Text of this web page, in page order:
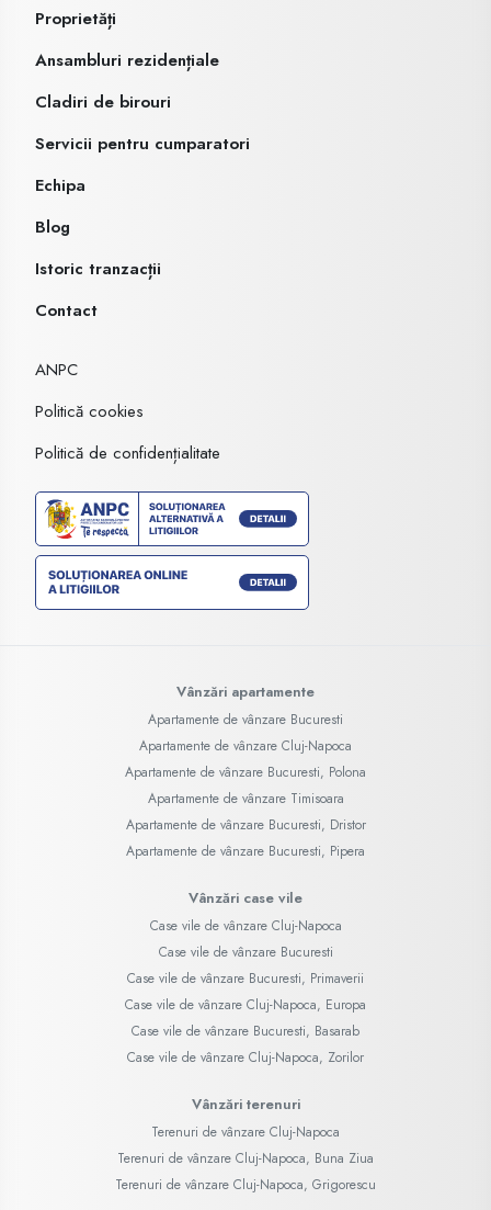
Proprietăți
Ansambluri rezidențiale
Cladiri de birouri
Servicii pentru cumparatori
Echipa
Blog
Istoric tranzacții
Contact
ANPC
Politică cookies
Politică de confidențialitate
Vânzări apartamente
Apartamente de vânzare Bucuresti
Apartamente de vânzare Cluj-Napoca
Apartamente de vânzare Bucuresti, Polona
Apartamente de vânzare Timisoara
Apartamente de vânzare Bucuresti, Dristor
Apartamente de vânzare Bucuresti, Pipera
Vânzări case vile
Case vile de vânzare Cluj-Napoca
Case vile de vânzare Bucuresti
Case vile de vânzare Bucuresti, Primaverii
Case vile de vânzare Cluj-Napoca, Europa
Case vile de vânzare Bucuresti, Basarab
Case vile de vânzare Cluj-Napoca, Zorilor
Vânzări terenuri
Terenuri de vânzare Cluj-Napoca
Terenuri de vânzare Cluj-Napoca, Buna Ziua
Terenuri de vânzare Cluj-Napoca, Grigorescu